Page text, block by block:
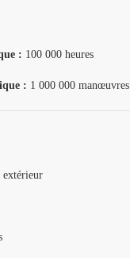
: 100 000 heures
: 1 000 000 manœuvres
extérieur